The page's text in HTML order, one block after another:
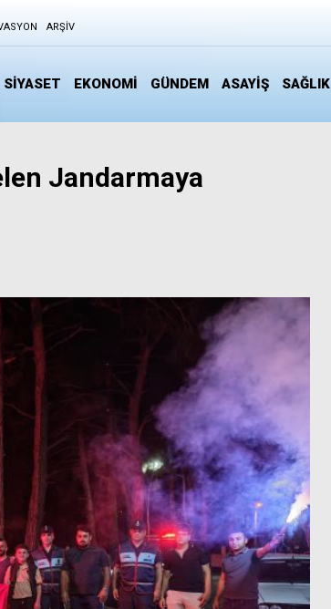
ARŞIV
SİYASET EKONOMİ GÜNDEM ASAYİŞ SAĞLIK
Jandarmaya